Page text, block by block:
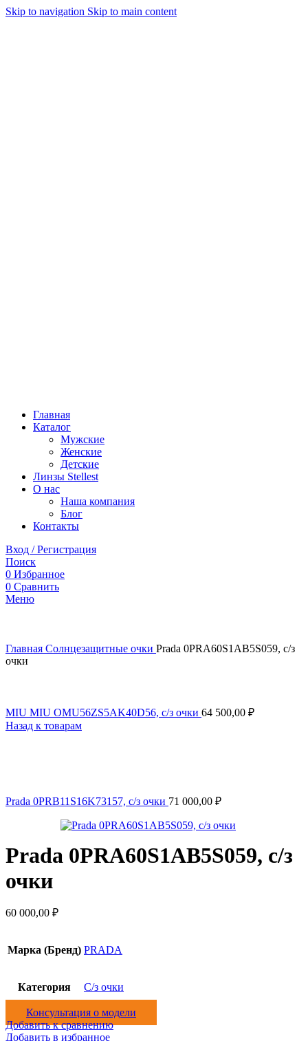
Skip to navigation Skip to main content
Главная
Каталог
Мужские
Женские
Детские
Линзы Stellest
О нас
Наша компания
Блог
Контакты
Вход / Регистрация
Поиск
0 Избранное
0 Сравнить
Меню
Главная Солнцезащитные очки Prada 0PRA60S1AB5S059, с/з
очки
MIU MIU OMU56ZS5AK40D56, с/з очки 64 500,00 ₽
Назад к товарам
Prada 0PRB11S16K73157, с/з очки 71 000,00 ₽
Prada 0PRA60S1AB5S059, с/з
очки
60 000,00 ₽
Марка (Бренд) PRADA
Категория С/з очки
Консультация о модели
Добавить к сравнению
Добавить в избранное